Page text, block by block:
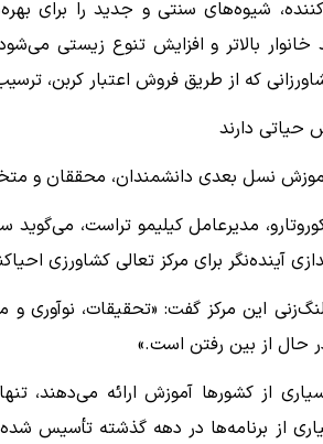
شیوه‌های سنتی و جدید را برای
خانوار بالاتر و افزایش تنوع زیستی
که از طریق فروش اعتبار کربن،
حیاتی دارند
آموزش نسل بعدی دانشمندان، محققان و
مدیرعامل کیلیمو تراست،
آینده‌نگر برای مرکز تعالی کشاورزی
این مرکز گفت: «تحقیقات، نوآوری
حال از بین رفتن است.»
از کشورها آموزش ارائه می‌دهند،
از برنامه‌ها در دهه گذشته تأسیس